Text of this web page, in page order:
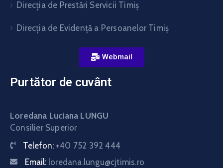
Direcţia de Prestări Servicii Timiş
Direcţia de Evidenţă a Persoanelor Timiş
Webmail
Purtător de cuvânt
Loredana Luciana LUNGU
Consilier Superior
Telefon: +40 752 392 444
Email: loredana.lungu@cjtimis.ro